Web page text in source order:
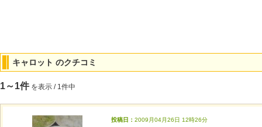
キャロット のクチコミ
1～1件 を表示 / 1件中
投稿日： 2009月04月26日 12時26分